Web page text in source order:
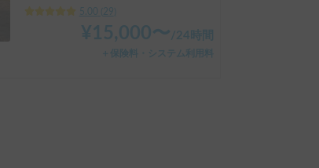
5.00 29
¥ 15,000〜/24時間
＋保険料・システム利用料